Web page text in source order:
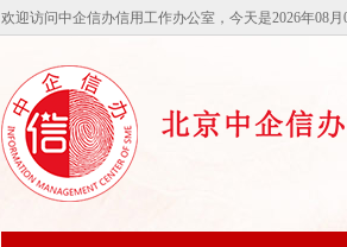
欢迎访问中企信办信用工作办公室，今天是2026年08月